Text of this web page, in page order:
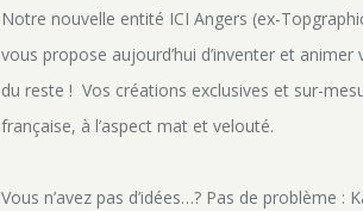
Notre nouvelle entité ICI Angers (ex-
vous propose aujourd’hui d’inventer et
du reste ! Vos créations exclusives et sur-
française, à l’aspect mat et velouté.
Vous n’avez pas d’idées…? Pas de problème